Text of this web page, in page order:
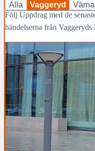
Alla
Vaggeryd
Följ Uppdrag med de
händelserna från Vaggeryds